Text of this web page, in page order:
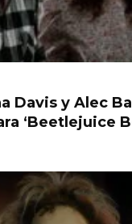
Davis y Alec
‘Beetlejuice